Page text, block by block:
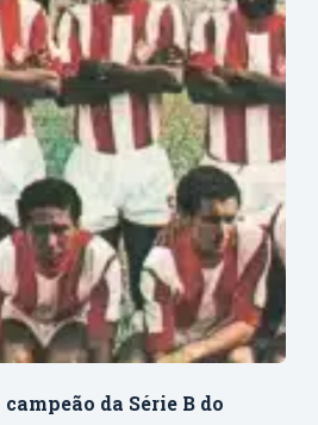
da Série B do